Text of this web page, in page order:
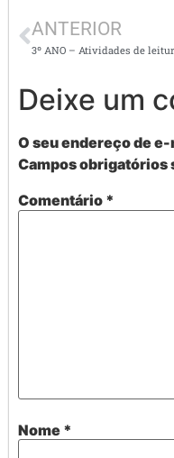
ANTERIOR
Deixe um
O seu endereço de
Campos obrigatórios
Comentário *
Nome *